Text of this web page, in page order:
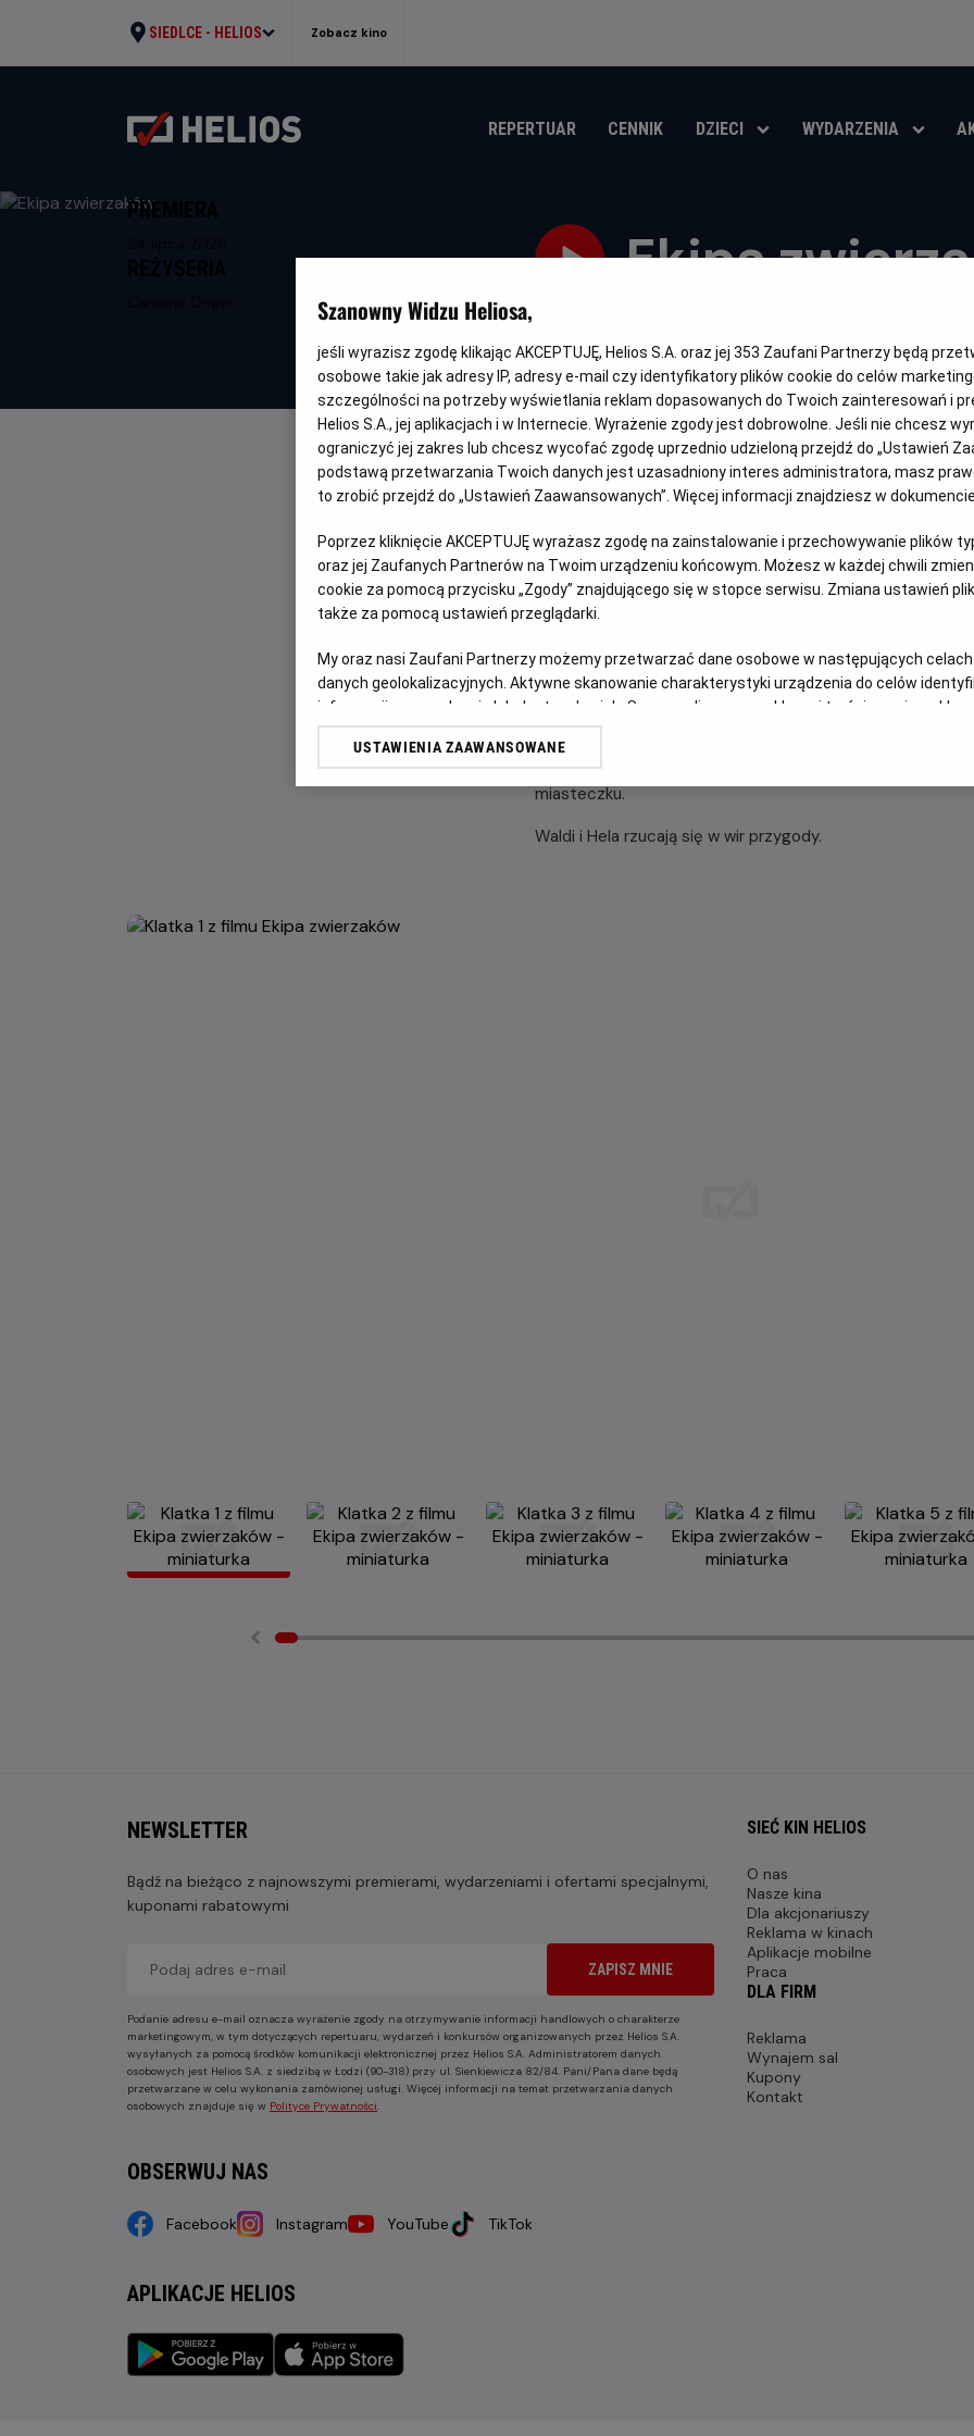
SIEDLCE - HELIOS Zobacz kino
REPERTUAR CENNIK DZIECI WYDARZENIA
Ekipa
rok
produkcji
Belgia,
OBSERWUJ
PREMIERA
DUBBING
OPIS FILMU
Królik Waldi to stateczny mąż i ojciec gromadki 53
ratując na drodze małą jeżyczkę Helę doznaje kontuzji
pogromcą smoków i wybawcą księżniczek. Przekonany,
porzuca rodzinne strony, by walczyć ze złem i nieść
U jego boku zaś kroczy Hela, która czuje się w
wpakował się w jakieś tarapaty. Ku jej zaskoczeniu
hrabiego Farmazona, a jeden krokodyl do złudzenia
miasteczku.
Waldi i Hela rzucają się w wir przygody.
NEWSLETTER
Bądź na bieżąco z najnowszymi premierami, wydarzeniami i ofertami specjalnymi,
kuponami rabatowymi
ZAPISZ MNIE
Podanie adresu e-mail oznacza wyrażenie zgody na otrzymywanie informacji handlowych o charakterze
marketingowym, w tym dotyczących repertuaru, wydarzeń i konkursów organizowanych przez Helios S.A.
wysyłanych za pomocą środków komunikacji elektronicznej przez Helios S.A. Administratorem danych
osobowych jest Helios S.A. z siedzibą w Łodzi (90-318) przy ul. Sienkiewicza 82/84. Pani/Pana dane będą
przetwarzane w celu wykonania zamówionej usługi. Więcej informacji na temat przetwarzania danych
osobowych znajduje się w Polityce Prywatności.
OBSERWUJ NAS
Facebook Instagram YouTube TikTok
APLIKACJE HELIOS
SIEĆ KIN HELIOS
O nas
Nasze kina
Dla akcjonariuszy
Reklama w kinach
Aplikacje mobilne
Praca
DLA FIRM
Reklama
Wynajem sal
Kupony
Kontakt
Szanowny Widzu Heliosa,
jeśli wyrazisz zgodę klikając AKCEPTUJĘ, Helios S.A. oraz jej 353 Zaufani Partnerzy będą
osobowe takie jak adresy IP, adresy e-mail czy identyfikatory plików cookie do celów
szczególności na potrzeby wyświetlania reklam dopasowanych do Twoich zainteresowań i
Helios S.A., jej aplikacjach i w Internecie. Wyrażenie zgody jest dobrowolne. Jeśli nie chcesz
ograniczyć jej zakres lub chcesz wycofać zgodę uprzednio udzieloną przejdź do „Ustawień
podstawą przetwarzania Twoich danych jest uzasadniony interes administratora, masz
to zrobić przejdź do „Ustawień Zaawansowanych”. Więcej informacji znajdziesz w dokumencie
Poprzez kliknięcie AKCEPTUJĘ wyrażasz zgodę na zainstalowanie i przechowywanie plików
oraz jej Zaufanych Partnerów na Twoim urządzeniu końcowym. Możesz w każdej chwili
cookie za pomocą przycisku „Zgody” znajdującego się w stopce serwisu. Zmiana ustawień
także za pomocą ustawień przeglądarki.
My oraz nasi Zaufani Partnerzy możemy przetwarzać dane osobowe w następujących celach:
danych geolokalizacyjnych. Aktywne skanowanie charakterystyki urządzenia do celów
informacji na urządzeniu lub dostęp do nich. Spersonalizowane reklamy i treści, pomiar reklam
odbiorców i ulepszanie usług.
USTAWIENIA ZAAWANSOWANE